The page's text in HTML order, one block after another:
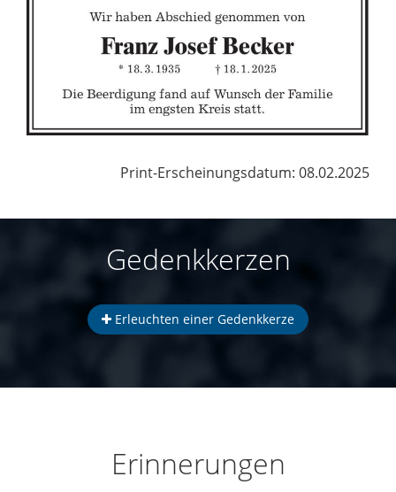
Print-Erscheinungsdatum: 08.02.2025
Gedenkkerzen
Erleuchten einer Gedenkkerze
Erinnerungen